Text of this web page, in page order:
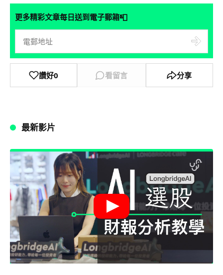
更多精彩文章每日送到電子郵箱📮
讚好0 看留言 分享
最新影片